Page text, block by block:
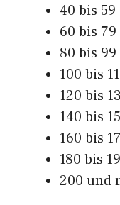
40 bis
60 bis
80 bis
100 bis
120 bis
140 bis
160 bis
180 bis
200 und